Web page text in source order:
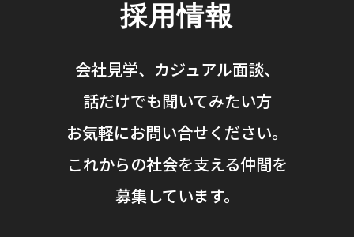
採用情報
会社見学、カジュアル面談、
話だけでも聞いてみたい方
お気軽にお問い合せください。
これからの社会を支える仲間を
募集しています。